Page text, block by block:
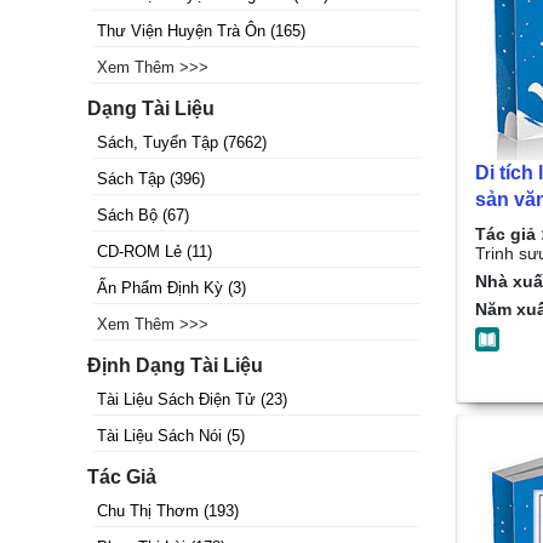
Thư Viện Huyện Trà Ôn (165)
Xem Thêm >>>
Dạng Tài Liệu
Sách, Tuyển Tập (7662)
Sách Tập (396)
Sách Bộ (67)
CD-ROM Lẻ (11)
Ấn Phẩm Định Kỳ (3)
Xem Thêm >>>
Định Dạng Tài Liệu
Tài Liệu Sách Điện Tử (23)
Tài Liệu Sách Nói (5)
Tác Giả
Chu Thị Thơm (193)
Di tích
sản
Thùy
sưu
Tác giả
Trinh
Nhà
Năm